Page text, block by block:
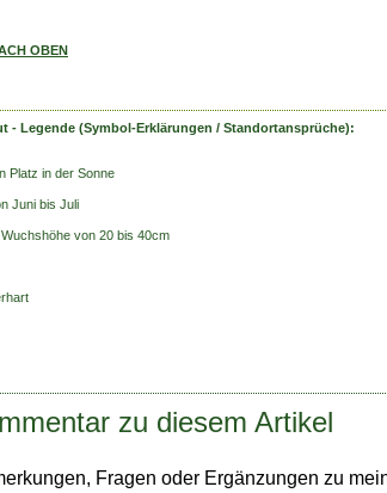
OBEN
- Legende (Symbol-Erklärungen / Standortansprüche):
Platz in der Sonne
Juni bis Juli
von 20 bis 40cm
zu diesem Artikel
Fragen oder Ergänzungen zu